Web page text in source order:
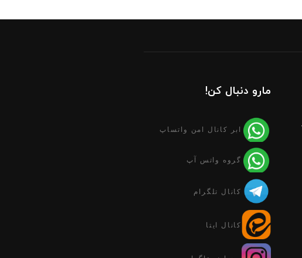
مارو دنبال کن!
ابر کانال امن واتساپ
گروه واتس آپ
کانال تلگرام
کانال ایتا